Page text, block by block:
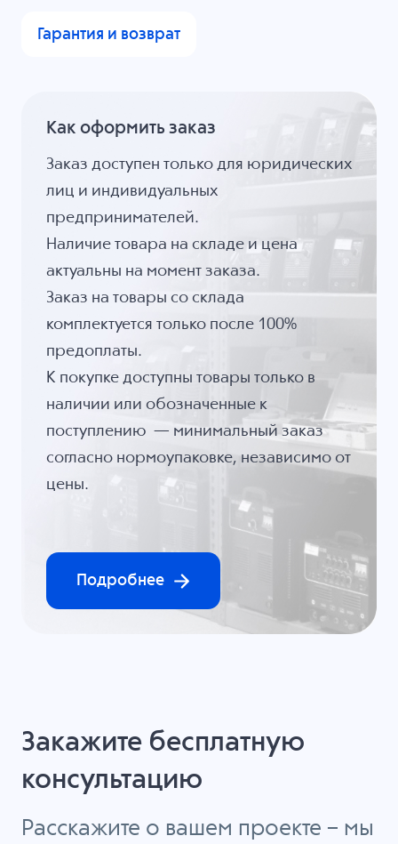
Гарантия и возврат
Как оформить заказ
Заказ доступен только для юридических
лиц и индивидуальных
предпринимателей.
Наличие товара на складе и цена
актуальны на момент заказа.
Заказ на товары со склада
комплектуется только после 100%
предоплаты.
К покупке доступны товары только в
наличии или обозначенные к
поступлению — минимальный заказ
согласно нормоупаковке, независимо от
цены.
Подробнее
Закажите бесплатную
консультацию
Расскажите о вашем проекте – мы